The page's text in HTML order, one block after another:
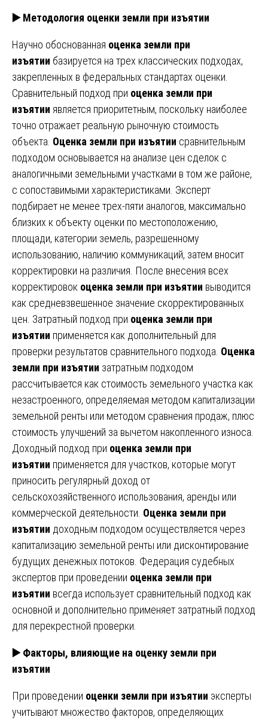
▶️ Методология оценки земли при изъятии
Научно обоснованная оценка земли при
изъятии базируется на трех классических подходах,
закрепленных в федеральных стандартах оценки.
Сравнительный подход при оценка земли при
изъятии является приоритетным, поскольку наиболее
точно отражает реальную рыночную стоимость
объекта. Оценка земли при изъятии сравнительным
подходом основывается на анализе цен сделок с
аналогичными земельными участками в том же районе,
с сопоставимыми характеристиками. Эксперт
подбирает не менее трех-пяти аналогов, максимально
близких к объекту оценки по местоположению,
площади, категории земель, разрешенному
использованию, наличию коммуникаций, затем вносит
корректировки на различия. После внесения всех
корректировок оценка земли при изъятии выводится
как средневзвешенное значение скорректированных
цен. Затратный подход при оценка земли при
изъятии применяется как дополнительный для
проверки результатов сравнительного подхода. Оценка
земли при изъятии затратным подходом
рассчитывается как стоимость земельного участка как
незастроенного, определяемая методом капитализации
земельной ренты или методом сравнения продаж, плюс
стоимость улучшений за вычетом накопленного износа.
Доходный подход при оценка земли при
изъятии применяется для участков, которые могут
приносить регулярный доход от
сельскохозяйственного использования, аренды или
коммерческой деятельности. Оценка земли при
изъятии доходным подходом осуществляется через
капитализацию земельной ренты или дисконтирование
будущих денежных потоков. Федерация судебных
экспертов при проведении оценка земли при
изъятии всегда использует сравнительный подход как
основной и дополнительно применяет затратный подход
для перекрестной проверки.
▶️ Факторы, влияющие на оценку земли при
изъятии
При проведении оценки земли при изъятии эксперты
учитывают множество факторов, определяющих